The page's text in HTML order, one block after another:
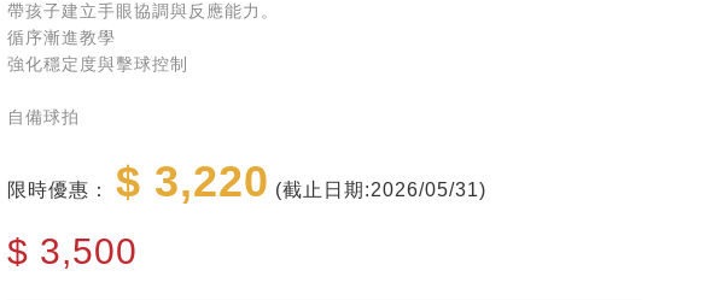
帶孩子建立手眼協調與反應能力。
循序漸進教學
強化穩定度與擊球控制
自備球拍
限時優惠：$ 3,220 (截止日期:2026/05/31)
$ 3,500